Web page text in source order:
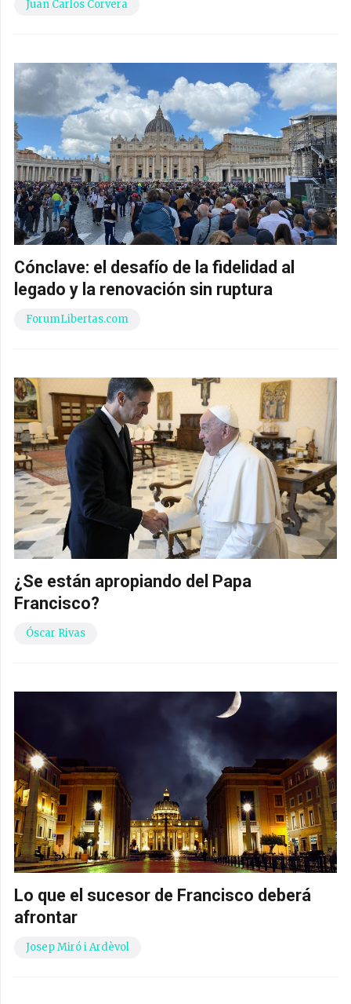
Juan Carlos Corvera
Cónclave: el desafío de la fidelidad al
legado y la renovación sin ruptura
ForumLibertas.com
¿Se están apropiando del Papa
Francisco?
Óscar Rivas
Lo que el sucesor de Francisco deberá
afrontar
Josep Miró i Ardèvol